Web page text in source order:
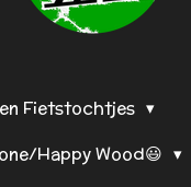
Fietstochtjes
Happy Wood😃